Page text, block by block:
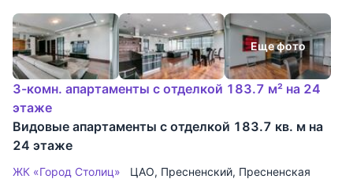
Еще фото
3-комн. апартаменты с отделкой 183.7 м² на 24
этаже
Видовые апартаменты с отделкой 183.7 кв. м на
24 этаже
ЖК «Город Столиц» ЦАО, Пресненский, Пресненская